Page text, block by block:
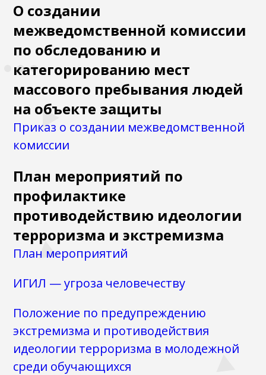
О создании
межведомственной комиссии
по обследованию и
категорированию мест
массового пребывания людей
на объекте защиты
Приказ о создании межведомственной
комиссии
План мероприятий по
профилактике
противодействию идеологии
терроризма и экстремизма
План мероприятий
ИГИЛ — угроза человечеству
Положение по предупреждению
экстремизма и противодействия
идеологии терроризма в молодежной
среди обучающихся